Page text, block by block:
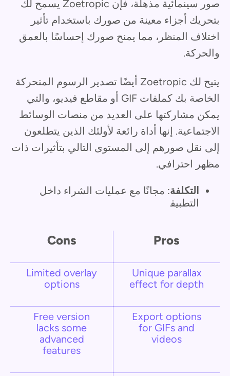
صور سينمائية مذهلة، فإن Zoetropic يسمح لك
بتحريك أجزاء معينة من صورك باستخدام تأثير
اختلاف المنظر، مما يمنح صورك إحساسًا بالعمق
والحركة.
يتيح لك Zoetropic أيضًا تصدير الرسوم المتحركة
الخاصة بك كملفات GIF أو مقاطع فيديو، والتي
يمكن مشاركتها على العديد من منصات الوسائط
الاجتماعية. إنها أداة رائعة لأولئك الذين يتطلعون
إلى نقل صورهم إلى المستوى التالي بتأثيرات ذات
مظهر احترافي.
التكلفة: مجانًا مع عمليات الشراء داخل
التطبيق
Pros
Cons
Unique parallax
effect for depth
Limited overlay
options
Export options
for GIFs and
videos
Free version
lacks some
advanced
features